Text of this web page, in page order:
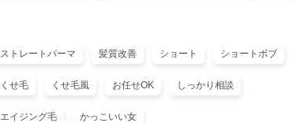
ストレートパーマ 髪質改善 ショート ショートボブ
くせ毛 くせ毛風 お任せOK しっかり相談
エイジング毛 かっこいい女